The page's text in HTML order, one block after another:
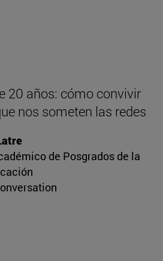
20 años: cómo convivir
nos someten las redes
de Posgrados de la